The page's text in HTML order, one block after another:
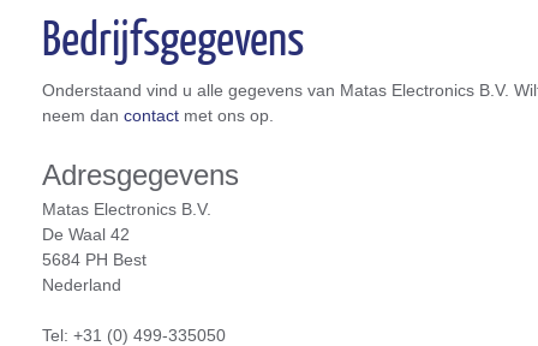
Bedrijfsgegevens
Onderstaand vind u alle gegevens van Matas Electronics B.V.
neem dan contact met ons op.
Adresgegevens
Matas Electronics B.V.
De Waal 42
5684 PH Best
Nederland
Tel: +31 (0) 499-335050